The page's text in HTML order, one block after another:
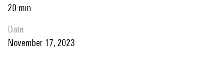
20 min
date
November 17, 2023